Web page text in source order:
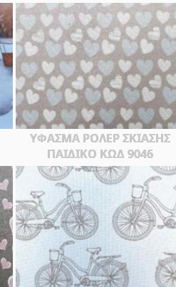
ΥΦΑΣΜΑ ΡΟΛΕΡ ΣΚΙΑΣΗΣ
ΠΑΙΔΙΚΟ ΚΩΔ 9046